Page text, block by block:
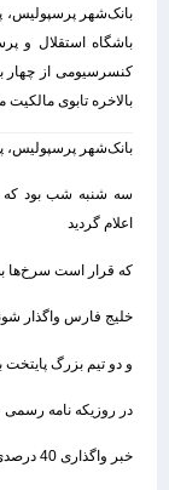
بانک‌شهر پرسپولیس،
باشگاه استقلال و
کنسرسیومی از چهار
بالاخره تابوی
بانک‌شهر پرسپولیس،
سه شنبه شب بود که
اعلام گردید
که قرار است سرخ‌ها به
خلیج فارس واگذار
و دو تیم بزرگ پایتخت
در روزیکه نامه رسمی عرضه 85 درصد از سهام دو تیم در
خبر واگذاری 40 درصدی پرسپولیس به بانک شهر و فروش سه